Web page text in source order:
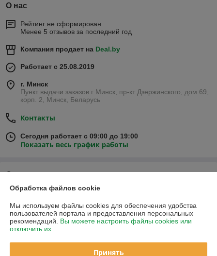
О нас
Рейтинг не сформирован
Менее 5 отзывов за последний год
Компания продает на Deal.by
Работает с 25.08.2019
г. Минск
Пункт выдачи заказов г Минск, пр-кт Дзержинского, дом 69,
корп. 2, Минск, Беларусь
Контакты
Сегодня работает с 09:00 до 19:00
Показать весь график работы
Отзывы о магазине
182 отзывов за всё время
22.09.2025
Наталья
Обработка файлов cookie
Мы используем файлы cookies для обеспечения удобства
пользователей портала и предоставления персональных
рекомендаций. Вы можете настроить файлы cookies или
отключить их.
Принять